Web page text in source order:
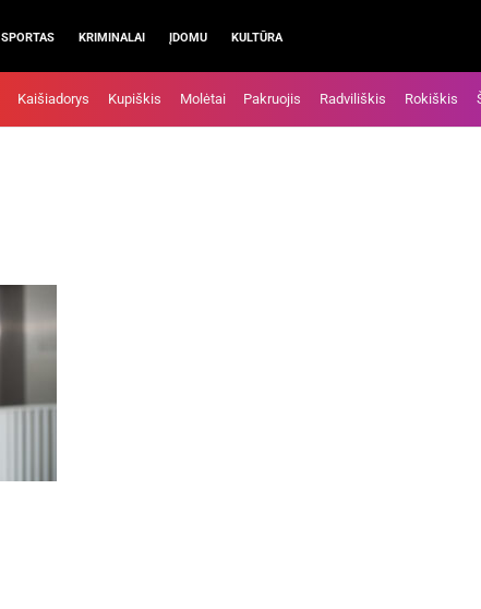
SPORTAS KRIMINALAI ĮDOMU KULTŪRA
Kaišiadorys Kupiškis Molėtai Pakruojis Radviliškis Rokiškis